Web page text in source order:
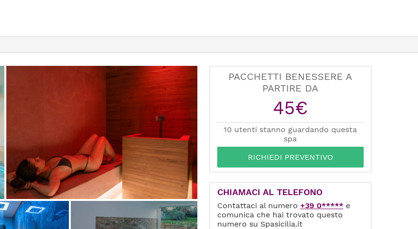
PACCHETTI BENESSERE A
PARTIRE DA
45€
10 utenti stanno guardando questa
spa
RICHIEDI PREVENTIVO
CHIAMACI AL TELEFONO
Contattaci al numero +39 0*****e
comunica che hai trovato questo
numero su Spasicilia.it